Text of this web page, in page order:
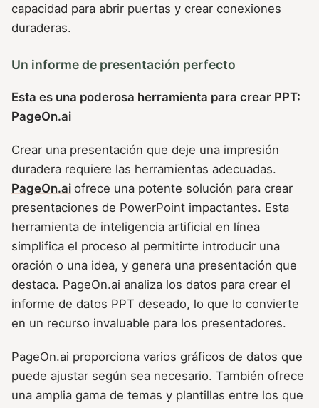
capacidad para abrir puertas y crear conexiones
duraderas.
Un informe de presentación perfecto
Esta es una poderosa herramienta para crear PPT:
PageOn.ai
Crear una presentación que deje una impresión
duradera requiere las herramientas adecuadas.
PageOn.ai ofrece una potente solución para crear
presentaciones de PowerPoint impactantes. Esta
herramienta de inteligencia artificial en línea
simplifica el proceso al permitirte introducir una
oración o una idea, y genera una presentación que
destaca. PageOn.ai analiza los datos para crear el
informe de datos PPT deseado, lo que lo convierte
en un recurso invaluable para los presentadores.
PageOn.ai proporciona varios gráficos de datos que
puede ajustar según sea necesario. También ofrece
una amplia gama de temas y plantillas entre los que